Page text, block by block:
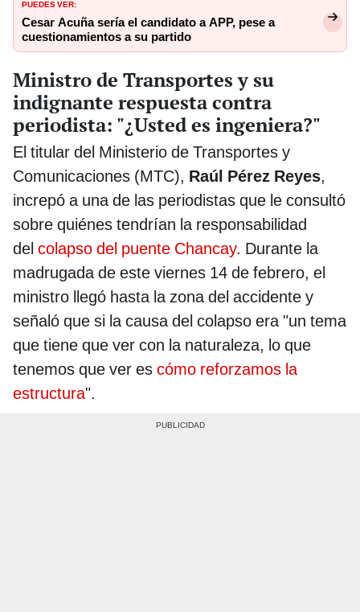
PUEDES VER:
Cesar Acuña sería el candidato a APP, pese a
cuestionamientos a su partido
Ministro de Transportes y su
indignante respuesta contra
periodista: "¿Usted es ingeniera?"
El titular del Ministerio de Transportes y
Comunicaciones (MTC), Raúl Pérez Reyes,
increpó a una de las periodistas que le consultó
sobre quiénes tendrían la responsabilidad
del colapso del puente Chancay. Durante la
madrugada de este viernes 14 de febrero, el
ministro llegó hasta la zona del accidente y
señaló que si la causa del colapso era "un tema
que tiene que ver con la naturaleza, lo que
tenemos que ver es cómo reforzamos la
estructura".